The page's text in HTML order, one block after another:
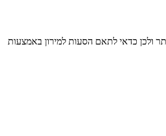
ולכן כדאי לתאם הסעות למירון באמצעות